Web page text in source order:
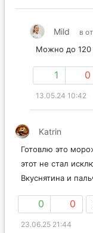
Mild в
Можно до 120
1 0
13.05.24 10:42
Katrin
Готовлю это
этот не стал
Вкуснятина и
0 0
23.06.25 21:44